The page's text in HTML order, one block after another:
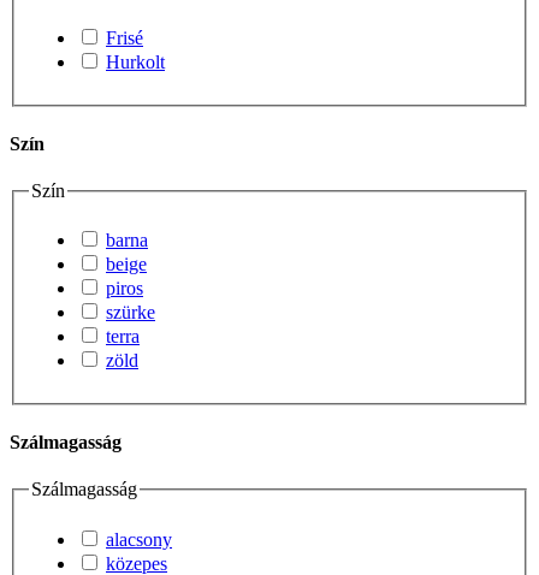
Frisé
Hurkolt
Szín
Szín
barna
beige
piros
szürke
terra
zöld
Szálmagasság
Szálmagasság
alacsony
közepes